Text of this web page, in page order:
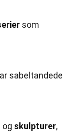
som
sabeltandede
og skulpturer,